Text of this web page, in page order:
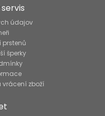
údajov
prstenů
šperky
vrácení zboží